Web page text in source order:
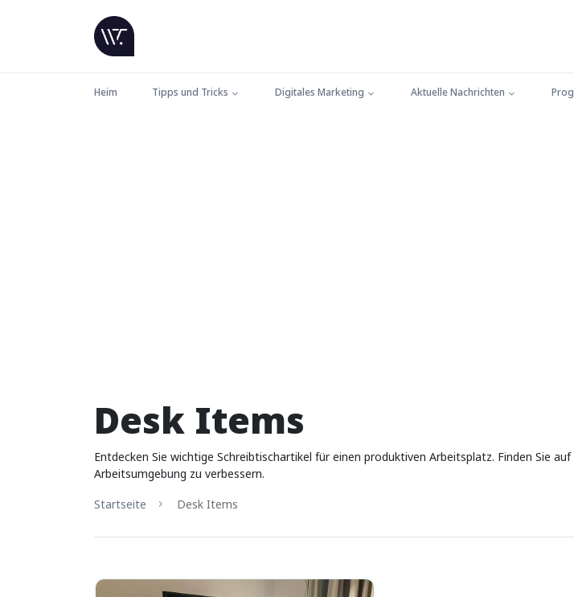
Heim Tipps und Tricks Digitales Marketing Aktuelle Nachrichten
Desk Items
Entdecken Sie wichtige Schreibtischartikel für einen produktiven Arbeitsplatz. Finden Sie
Arbeitsumgebung zu verbessern.
Startseite
Desk Items